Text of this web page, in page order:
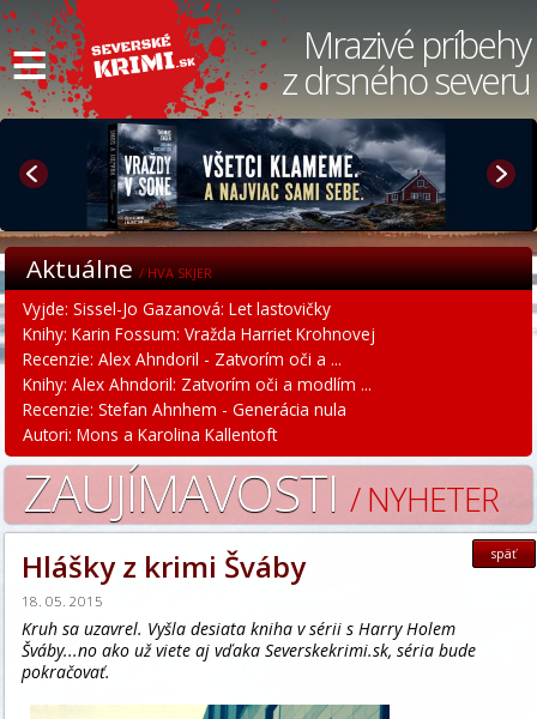
≡ Mrazivé príbehy
z drsného severu
Aktuálne/ HVA SKJER
Vyjde: Sissel-Jo Gazanová: Let lastovičky
Knihy: Karin Fossum: Vražda Harriet Krohnovej
Recenzie: Alex Ahndoril - Zatvorím oči a ...
Knihy: Alex Ahndoril: Zatvorím oči a modlím ...
Recenzie: Stefan Ahnhem - Generácia nula
Autori: Mons a Karolina Kallentoft
ZAUJÍMAVOSTI/ NYHETER
späť
Hlášky z krimi Šváby
18. 05. 2015
Kruh sa uzavrel. Vyšla desiata kniha v sérii s Harry Holem
Šváby...no ako už viete aj vďaka Severskekrimi.sk, séria bude
pokračovať.